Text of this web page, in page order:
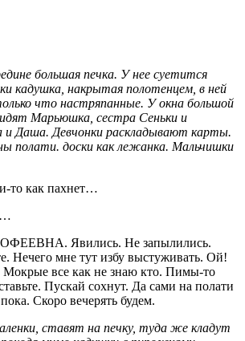
большая печка. У нее суетится
кадушка, накрытая полотенцем, в ней
что настряпанные. У окна большой
Марьюшка, сестра Сеньки и
и Даша. Девчонки раскладывают карты.
полати. доски как лежанка. Мальчишки
как пахнет…
Явились. Не запылились.
Нечего мне тут избу выстуживать. Ой!
Мокрые все как не знаю кто. Пимы-то
Пускай сохнут. Да сами на полати
Скоро вечерять будем.
ставят на печку, туда же кладут